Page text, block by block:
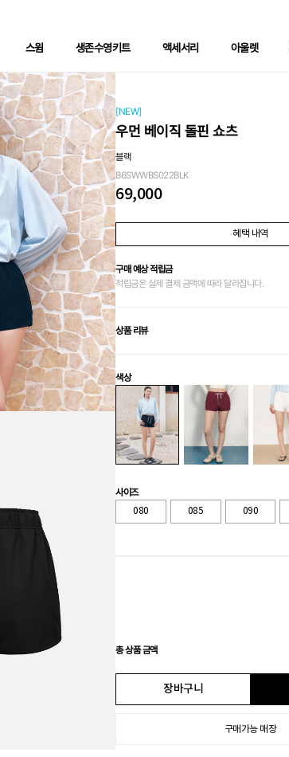
스윔 생존수영키트 액세서리 아울렛
[NEW]
우먼 베이직 돌핀 쇼츠
블랙
B6SWWBS022BLK
69,000
혜택 내역
구매 예상 적립금
적립금은 실제 결제 금액에 따라 달라집니다.
상품 리뷰
색상
사이즈
080 085 090
총 상품 금액
장바구니
구매가능 매장